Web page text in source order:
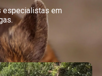
especialistas em